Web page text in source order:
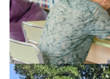
supérieur privé met en
qui relègue l’acte
Lire la suite →